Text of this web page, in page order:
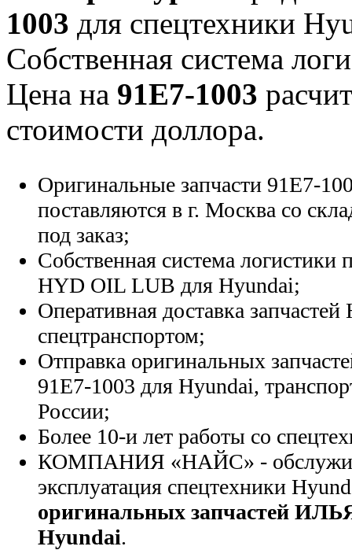
1003 для спецтехники
Собственная система
Цена на 91E7-1003
стоимости доллора.
Оригинальные запчасти 91E7-
поставляются в г. Москва со
под заказ;
Собственная система логистики
HYD OIL LUB для Hyundai;
Оперативная доставка
спецтранспортом;
Отправка оригинальных
91E7-1003 для Hyundai,
России;
Более 10-и лет работы со
КОМПАНИЯ «НАЙС» -
эксплуатация спецтехники
оригинальных запчастей
Hyundai.